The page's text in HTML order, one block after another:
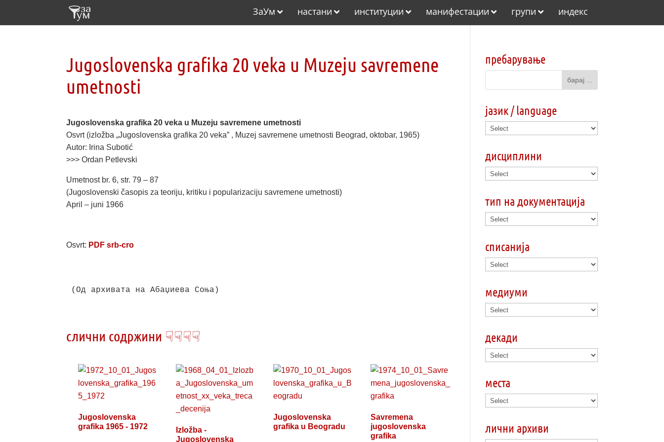
ЗаУм настани институции манифестации групи индекс
Jugoslovenska grafika 20 veka u Muzeju savremene
umetnosti
Jugoslovenska grafika 20 veka u Muzeju savremene umetnosti
Osvrt (izložba „Jugoslovenska grafika 20 veka” , Muzej savremene umetnosti Beograd, oktobar, 1965)
Autor: Irina Subotić
>>> Ordan Petlevski
Umetnost br. 6, str. 79 – 87
(Jugoslovenski časopis za teoriju, kritiku i popularizaciju savremene umetnosti)
April – juni 1966
Osvrt: PDF srb-cro
слични содржини ☟☟☟☟
Jugoslovenska
grafika 1965 - 1972
Izložba -
Jugoslovenska
Jugoslovenska
grafika u Beogradu
Savremena
jugoslovenska
grafika
пребарување
јазик / language
дисциплини
тип на документација
списанија
медиуми
декади
места
лични архиви